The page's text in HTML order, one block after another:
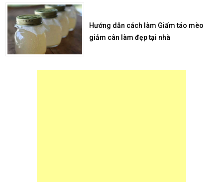
Hướng dẫn cách làm Giấm táo mèo
giảm cân làm đẹp tại nhà